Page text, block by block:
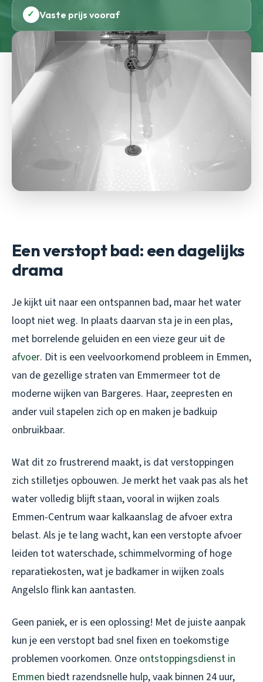
✓ Vaste prijs vooraf
Een verstopt bad: een dagelijks
drama
Je kijkt uit naar een ontspannen bad, maar het water
loopt niet weg. In plaats daarvan sta je in een plas,
met borrelende geluiden en een vieze geur uit de
afvoer. Dit is een veelvoorkomend probleem in Emmen,
van de gezellige straten van Emmermeer tot de
moderne wijken van Bargeres. Haar, zeepresten en
ander vuil stapelen zich op en maken je badkuip
onbruikbaar.
Wat dit zo frustrerend maakt, is dat verstoppingen
zich stilletjes opbouwen. Je merkt het vaak pas als het
water volledig blijft staan, vooral in wijken zoals
Emmen-Centrum waar kalkaanslag de afvoer extra
belast. Als je te lang wacht, kan een verstopte afvoer
leiden tot waterschade, schimmelvorming of hoge
reparatiekosten, wat je badkamer in wijken zoals
Angelslo flink kan aantasten.
Geen paniek, er is een oplossing! Met de juiste aanpak
kun je een verstopt bad snel fixen en toekomstige
problemen voorkomen. Onze ontstoppingsdienst in
Emmen biedt razendsnelle hulp, vaak binnen 24 uur,